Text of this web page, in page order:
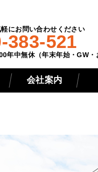
にお問い合わせください
383-521
年中無休（年末年始・GW・
会社案内